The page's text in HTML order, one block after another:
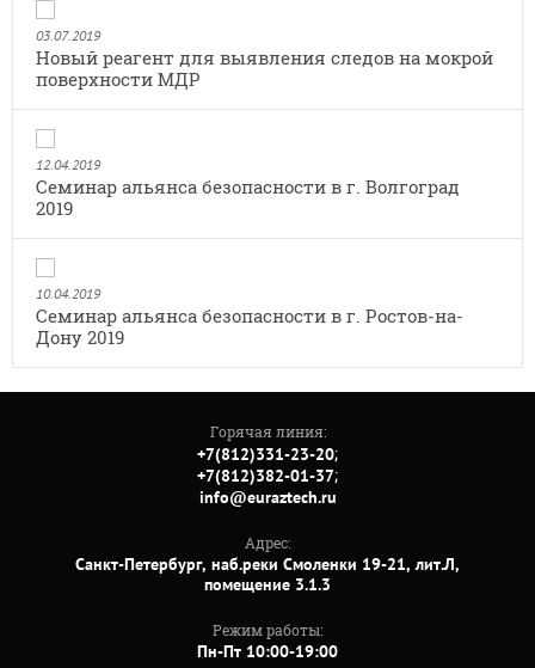
03.07.2019
Новый реагент для выявления следов на мокрой
поверхности МДР
12.04.2019
Семинар альянса безопасности в г. Волгоград
2019
10.04.2019
Семинар альянса безопасности в г. Ростов-на-
Дону 2019
Горячая линия:
+7(812)331-23-20;
+7(812)382-01-37;
info@euraztech.ru
Адрес:
Санкт-Петербург, наб.реки Смоленки 19-21, лит.Л,
помещение 3.1.3
Режим работы:
Пн-Пт 10:00-19:00